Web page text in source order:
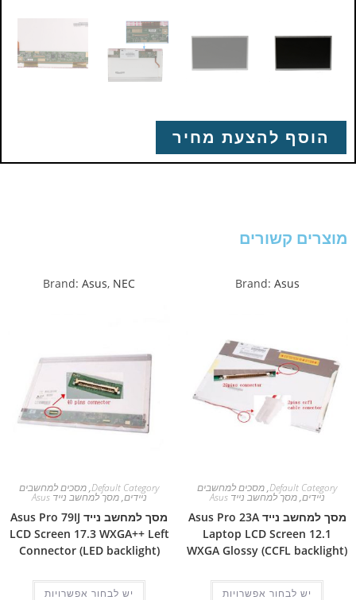
הוסף להצעת מחיר
מוצרים קשורים
Brand: Asus
Default Category
,מסכים למחשבים
ניידים,מסך למחשב נייד Asus
מסך למחשב נייד Asus Pro 23A
Laptop LCD Screen 12.1
WXGA Glossy (CCFL backlight)
יש לבחור אפשרויות
Brand: Asus, NEC
Default Category
,מסכים למחשבים
ניידים,מסך למחשב נייד Asus
מסך למחשב נייד Asus Pro 79IJ
LCD Screen 17.3 WXGA++ Left
Connector (LED backlight)
יש לבחור אפשרויות